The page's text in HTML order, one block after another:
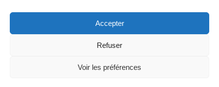
Accepter
Refuser
Voir les préférences
© 2026 PULSE. Created for free using WordPress and